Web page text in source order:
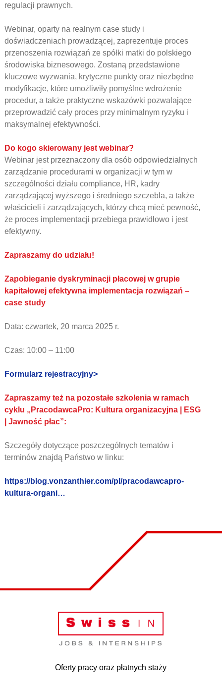
regulacji prawnych.
Webinar, oparty na realnym case study i
doświadczeniach prowadzącej, zaprezentuje proces
przenoszenia rozwiązań ze spółki matki do polskiego
środowiska biznesowego. Zostaną przedstawione
kluczowe wyzwania, krytyczne punkty oraz niezbędne
modyfikacje, które umożliwiły pomyślne wdrożenie
procedur, a także praktyczne wskazówki pozwalające
przeprowadzić cały proces przy minimalnym ryzyku i
maksymalnej efektywności.
Do kogo skierowany jest webinar?
Webinar jest przeznaczony dla osób odpowiedzialnych
zarządzanie procedurami w organizacji w tym w
szczególności działu compliance, HR, kadry
zarządzającej wyższego i średniego szczebla, a także
właścicieli i zarządzających, którzy chcą mieć pewność,
że proces implementacji przebiega prawidłowo i jest
efektywny.
Zapraszamy do udziału!
Zapobieganie dyskryminacji płacowej w grupie
kapitałowej efektywna implementacja rozwiązań –
case study
Data: czwartek, 20 marca 2025 r.
Czas: 10:00 – 11:00
Formularz rejestracyjny>
Zapraszamy też na pozostałe szkolenia w ramach
cyklu „PracodawcaPro: Kultura organizacyjna | ESG
| Jawność płac”:
Szczegóły dotyczące poszczególnych tematów i
terminów znajdą Państwo w linku:
https://blog.vonzanthier.com/pl/pracodawcapro-
kultura-organi…
Oferty pracy oraz płatnych staży